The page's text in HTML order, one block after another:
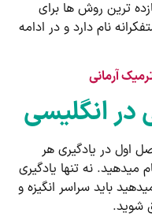
ترین روش ها برای
نام دارد و در ادامه
آرمانی
انگلیسی
اول در یادگیری هر
می­دهید. نه تنها یادگیری
باید سراسر انگیزه و
شوید.